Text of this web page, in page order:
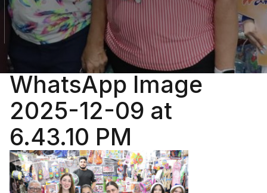
WhatsApp Image
2025-12-09 at
6.43.10 PM